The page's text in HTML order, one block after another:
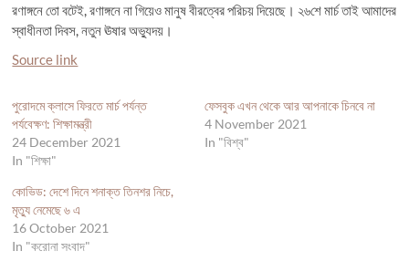
রণাঙ্গনে তো বটেই, রণাঙ্গনে না গিয়েও মানুষ বীরত্বের পরিচয় দিয়েছে। ২৬শে মার্চ তাই আমাদের
স্বাধীনতা দিবস, নতুন ঊষার অভ্যুদয়।
Source link
পুরোদমে ক্লাসে ফিরতে মার্চ পর্যন্ত
পর্যবেক্ষণ: শিক্ষামন্ত্রী
24 December 2021
In "শিক্ষা"
ফেসবুক এখন থেকে আর আপনাকে চিনবে না
4 November 2021
In "বিশ্ব"
কোভিড: দেশে দিনে শনাক্ত তিনশর নিচে,
মৃত্যু নেমেছে ৬ এ
16 October 2021
In "করোনা সংবাদ"